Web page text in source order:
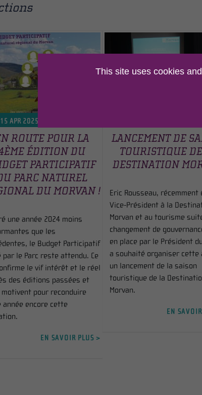
15 APR 2025 AU 30 NOV -0001
ROUTE POUR LA
ÉDITION DU
PARTICIPATIF
PARC NATUREL
DU MORVAN !
une année 2024 moins
que les
le Budget Participatif
par le Parc reste attendu. Ce
le vif intérêt et le réel
des éditions passées et
motivent pour reconduire
année encore cette
EN SAVOIR PLUS >
LANCEMENT DE
TOURISTIQUE
DESTINATION
Eric Rousseau, récemment
Vice-Président à la
Morvan et au tourisme
changement de
en place par le Président
a souhaité organiser cette
un lancement de la saison
touristique de la
Morvan.
EN
This site uses cookies